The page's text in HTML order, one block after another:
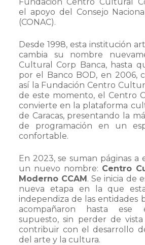
el apoyo del Consejo
(CONAC).
Desde 1998, esta institución
cambia su nombre
Cultural Corp Banca, hasta
por el Banco BOD, en 2006,
así la Fundación Centro
de este momento, el Centro
convierte en la plataforma
de Caracas, presentando la
de programación en un
confortable.
En 2023, se suman páginas a
un nuevo nombre: Centro
Moderno CCAM. Se inicia de
nueva etapa en la que
independiza de las entidades
acompañaron hasta ese
supuesto, sin perder de
contribuir con el desarrollo
del arte y la cultura.